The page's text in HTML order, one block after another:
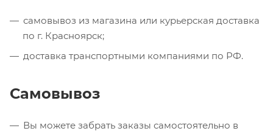
самовывоз из магазина или курьерская доставка
по г. Красноярск;
доставка транспортными компаниями по РФ.
Самовывоз
Вы можете забрать заказы самостоятельно в